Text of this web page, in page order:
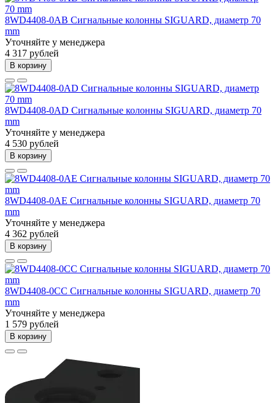
8WD4408-0AB Сигнальные колонны SIGUARD, диаметр 70
mm
Уточняйте у менеджера
4 317 рублей
В корзину
8WD4408-0AD Сигнальные колонны SIGUARD, диаметр 70
mm
Уточняйте у менеджера
4 530 рублей
В корзину
8WD4408-0AE Сигнальные колонны SIGUARD, диаметр 70
mm
Уточняйте у менеджера
4 362 рублей
В корзину
8WD4408-0CC Сигнальные колонны SIGUARD, диаметр 70
mm
Уточняйте у менеджера
1 579 рублей
В корзину